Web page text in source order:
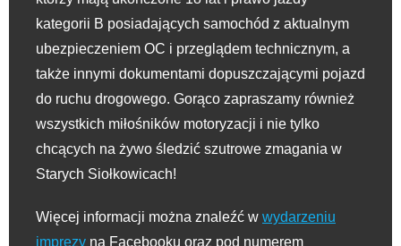
kategorii B posiadających samochód z aktualnym
ubezpieczeniem OC i przeglądem technicznym, a
także innymi dokumentami dopuszczającymi pojazd
do ruchu drogowego. Gorąco zapraszamy również
wszystkich miłośników motoryzacji i nie tylko
chcących na żywo śledzić szutrowe zmagania w
Starych Siołkowicach!
Więcej informacji można znaleźć w wydarzeniu
imprezy na Facebooku oraz pod numerem